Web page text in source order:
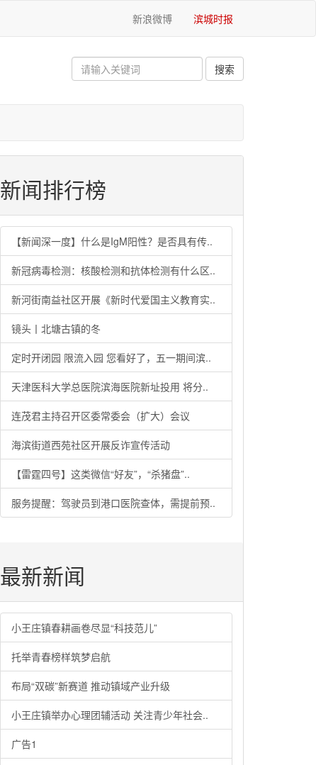
新浪微博 滨城时报
新闻排行榜
【新闻深一度】什么是IgM阳性？是否具有传..
新冠病毒检测：核酸检测和抗体检测有什么区..
新河街南益社区开展《新时代爱国主义教育实..
镜头丨北塘古镇的冬
定时开闭园 限流入园 您看好了，五一期间滨..
天津医科大学总医院滨海医院新址投用 将分..
连茂君主持召开区委常委会（扩大）会议
海滨街道西苑社区开展反诈宣传活动
【雷霆四号】这类微信“好友”，“杀猪盘”..
服务提醒：驾驶员到港口医院查体，需提前预..
最新新闻
小王庄镇春耕画卷尽显“科技范儿”
托举青春榜样筑梦启航
布局“双碳”新赛道 推动镇域产业升级
小王庄镇举办心理团辅活动 关注青少年社会..
广告1